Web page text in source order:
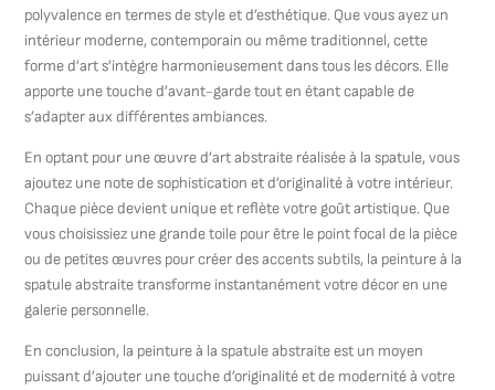
polyvalence en termes de style et d’esthétique. Que vous ayez un
intérieur moderne, contemporain ou même traditionnel, cette
forme d’art s’intègre harmonieusement dans tous les décors. Elle
apporte une touche d’avant-garde tout en étant capable de
s’adapter aux différentes ambiances.
En optant pour une œuvre d’art abstraite réalisée à la spatule, vous
ajoutez une note de sophistication et d’originalité à votre intérieur.
Chaque pièce devient unique et reflète votre goût artistique. Que
vous choisissiez une grande toile pour être le point focal de la pièce
ou de petites œuvres pour créer des accents subtils, la peinture à la
spatule abstraite transforme instantanément votre décor en une
galerie personnelle.
En conclusion, la peinture à la spatule abstraite est un moyen
puissant d’ajouter une touche d’originalité et de modernité à votre